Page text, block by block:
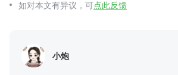
如对本文有异议，可点此反馈
小炮